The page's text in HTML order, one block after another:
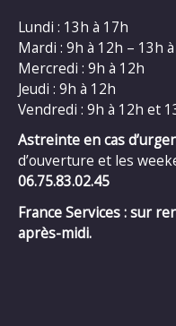
Lundi : 13h à 17h
Mardi : 9h à 12h – 13h
Mercredi : 9h à 12h
Jeudi : 9h à 12h
Vendredi : 9h à 12h et
Astreinte en cas
d’ouverture et les
06.75.83.02.45
France Services : sur
après-midi.